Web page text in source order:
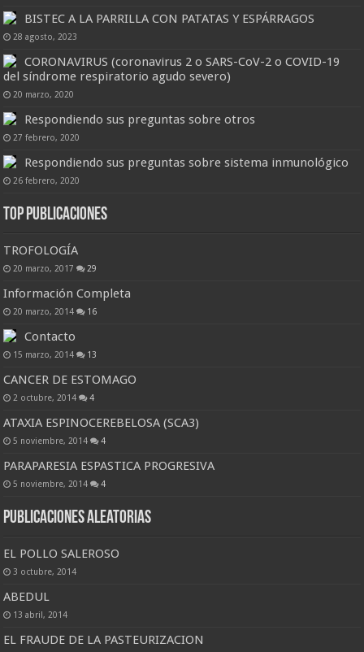
BISTEC A LA PARRILLA CON PATATAS Y ESPÁRRAGOS
28 agosto, 2023
CORONAVIRUS (coronavirus 2 o SARS-CoV-2 o COVID-19
del síndrome respiratorio agudo severo)
20 marzo, 2020
Respondiendo sus preguntas sobre otros
27 febrero, 2020
Respondiendo sus preguntas sobre sistema inmunológico
26 febrero, 2020
Top Publicaciones
TROFOLOGÍA
20 marzo, 2017 29
Información Completa
20 marzo, 2014 16
Contacto
15 marzo, 2014 13
CANCER DE ESTOMAGO
2 octubre, 2014 4
ATAXIA ESPINOCEREBELOSA (SCA3)
5 noviembre, 2014 4
PARAPARESIA ESPASTICA PROGRESIVA
5 noviembre, 2014 4
Publicaciones Aleatorias
EL POLLO SALEROSO
3 octubre, 2014
ABEDUL
13 abril, 2014
EL FRAUDE DE LA PASTEURIZACION